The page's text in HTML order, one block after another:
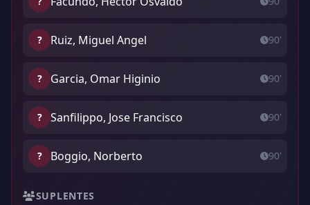
? Ruiz, Miguel Angel 90'
? Garcia, Omar Higinio 90'
? Sanfilippo, Jose Francisco 90'
? Boggio, Norberto 90'
SUPLENTES